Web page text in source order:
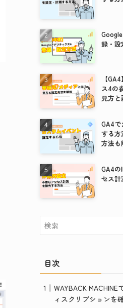
録・設
【
ス4の
見方と
GA4で
する方
方法も
GA4の
セス計
目次
WAYBACK
ィスクリプションを